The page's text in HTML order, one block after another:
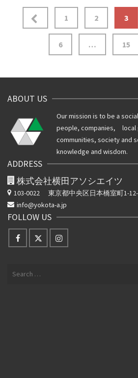
ビ
ゲ
シ
ン
1 2 3
6 … 15
ABOUT US
Our mission is to be a
people, companies, local
communities, society and
knowledge and wisdom.
ADDRESS
株式会社横田アソシエイツ
103-0022
東京都中央区日本橋室町1-12-
info@yokota-a.jp
FOLLOW US